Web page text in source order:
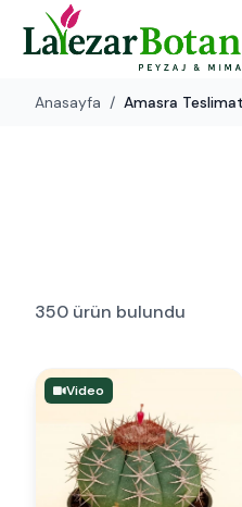
Anasayfa / Amasra
350 ürün bulundu
Video